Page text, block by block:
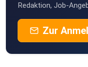
Redaktion, Job-
Zur